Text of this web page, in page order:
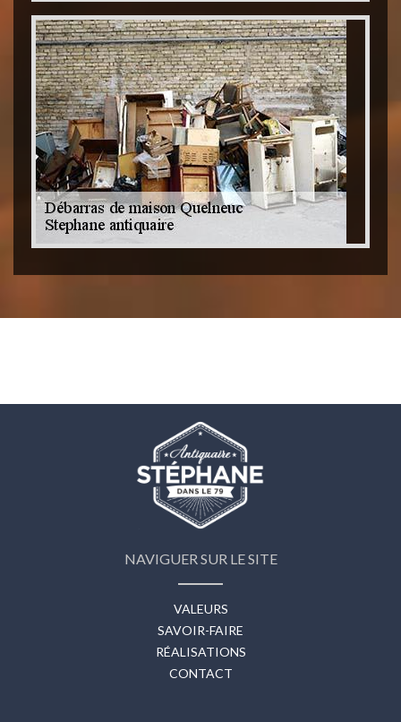
NAVIGUER SUR LE SITE
VALEURS
SAVOIR-FAIRE
RÉALISATIONS
CONTACT